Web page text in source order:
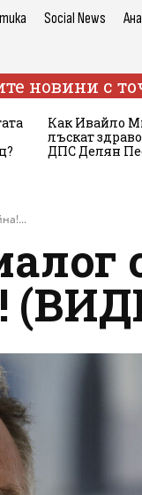
Social News
новини с
Как Ивайло
лъскат
ДПС Делян